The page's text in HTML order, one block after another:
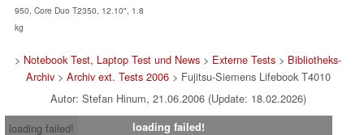
950, Core Duo T2350, 12.10", 1.8
kg
> Notebook Test, Laptop Test und News > Externe Tests > Bibliotheks-
Archiv> Archiv ext. Tests 2006> Fujitsu-Siemens Lifebook T4010
Autor: Stefan Hinum, 21.06.2006 (Update: 18.02.2026)
loading failed!
loading failed!